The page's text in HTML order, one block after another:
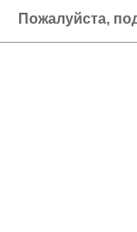
Пожалуйста,